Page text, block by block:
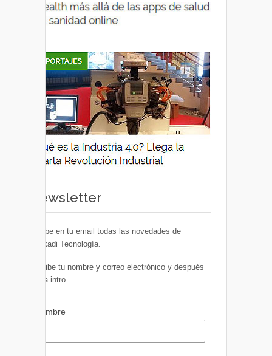
Newsletter
Recibe en tu email todas las novedades de
Euskadi Tecnología.
Escribe tu nombre y correo electrónico y después
pulsa intro.
Nombre